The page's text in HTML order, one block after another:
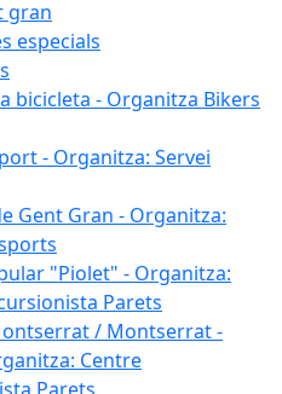
gran
especials
bicicleta - Organitza Bikers
- Organitza: Servei
Gent Gran - Organitza:
"Piolet" - Organitza:
Parets
/ Montserrat -
Centre